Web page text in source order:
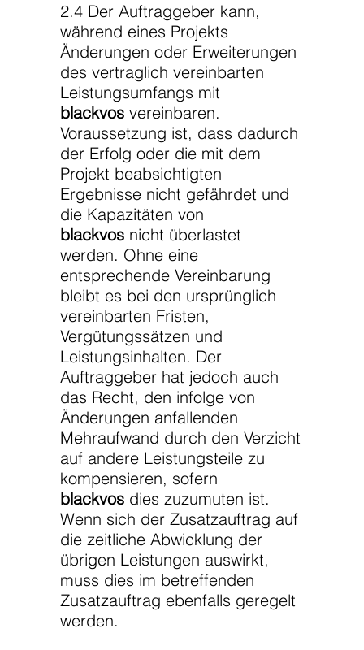
2.4 Der Auftraggeber kann,
während eines Projekts
Änderungen oder Erweiterungen
des vertraglich vereinbarten
Leistungsumfangs mit
blackvos vereinbaren.
Voraussetzung ist, dass dadurch
der Erfolg oder die mit dem
Projekt beabsichtigten
Ergebnisse nicht gefährdet und
die Kapazitäten von
blackvos nicht überlastet
werden. Ohne eine
entsprechende Vereinbarung
bleibt es bei den ursprünglich
vereinbarten Fristen,
Vergütungssätzen und
Leistungsinhalten. Der
Auftraggeber hat jedoch auch
das Recht, den infolge von
Änderungen anfallenden
Mehraufwand durch den Verzicht
auf andere Leistungsteile zu
kompensieren, sofern
blackvos dies zuzumuten ist.
Wenn sich der Zusatzauftrag auf
die zeitliche Abwicklung der
übrigen Leistungen auswirkt,
muss dies im betreffenden
Zusatzauftrag ebenfalls geregelt
werden.